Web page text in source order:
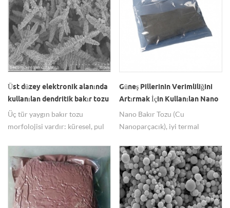
Üst düzey elektronik alanında
kullanılan dendritik bakır tozu
Üç tür yaygın bakır tozu
morfolojisi vardır: küresel, pul
dendritik bakır tozu, kataliz,
elektrot malzemeleri, bakır
macun dolgu maddeleri,
mikroelektronik endüstrisi ve
basılı elektronik teknolojisinde
Güneş Pillerinin Verimliliğini
Artırmak İçin Kullanılan Nano
Bakır Tozu Cu Nanoparçacık
Nano Bakır Tozu (Cu
Nanoparçacık), iyi termal
özellikleri nedeniyle Güneş
Pillerinin Verimliliğini Artırmak
için Kullanılabilir. Güneş pilinin
dönüşüm verimliliği, nano Cu
parçacıklarının eklenmesiyle